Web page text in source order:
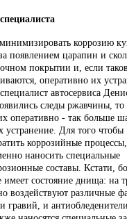
коррозию
появлением царапин и
покрытии и, если
оперативно их
автосервиса
следы ржавчины,
оперативно - так больше
устранение. Для того чтобы
коррозийные
наносить специальные
составы. Кстати,
имеет состояние днища: на
воздействуют различные
гравий, и